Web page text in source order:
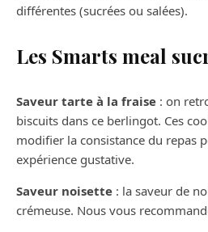
différentes (sucrées ou salées).
Les Smarts meal
Saveur tarte à la fraise : on
biscuits dans ce berlingot. Ces
modifier la consistance du repas
expérience gustative.
Saveur noisette : la saveur de
crémeuse. Nous vous